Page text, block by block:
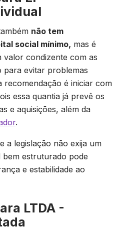
não tem
social mínimo, mas é
valor condizente com as
para evitar problemas
é iniciar com
essa quantia já prevê os
e aquisições, além da
.
a legislação não exija um
estruturado pode
e estabilidade ao
LTDA -